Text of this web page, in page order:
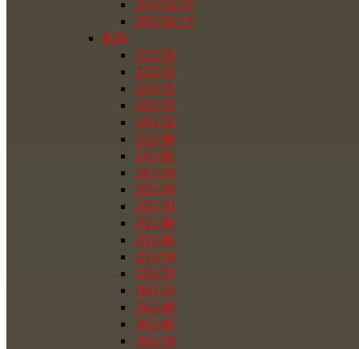
255/55/19
265/50/19
R20
225/50
225/55
235/35
235/55
245/35
245/40
245/45
245/50
255/30
255/35
255/40
255/45
255/50
255/55
265/35
265/40
265/45
265/50